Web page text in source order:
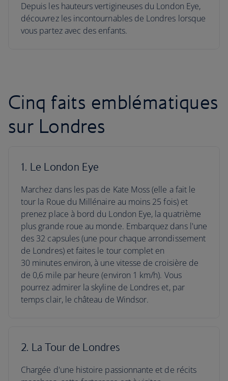
Depuis les hauteurs vertigineuses du London Eye,
découvrez les incontournables de Londres lorsque
vous partez avec des enfants.
Cinq faits emblématiques
sur Londres
1. Le London Eye
Marchez dans les pas de Kate Moss (elle a fait le
tour la Roue du Millénaire au moins 25 fois) et
prenez place à bord du London Eye, la quatrième
plus grande roue au monde. Embarquez dans l'une
des 32 capsules (une pour chaque arrondissement
de Londres) et faites le tour complet en
30 minutes environ, à une vitesse de croisière de
de 0,6 mile par heure (environ 1 km/h). Vous
pourrez admirer la skyline de Londres et, par
temps clair, le château de Windsor.
2. La Tour de Londres
Chargée d'une histoire passionnante et de récits